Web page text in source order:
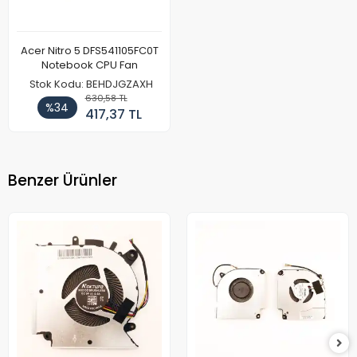
Acer Nitro 5 DFS541105FC0T
Notebook CPU Fan
Stok Kodu: BEHDJGZAXH
%34
630,58 TL
417,37 TL
Benzer Ürünler